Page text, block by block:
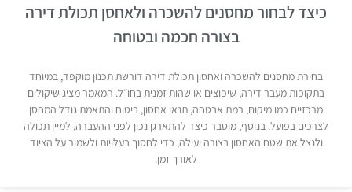
כיצד לבחור מחסנים להשכרה ולאחסן תכולת דירה
בצורה חכמה ובטוחה
בחירת מחסנים להשכרה ואחסון תכולת דירה דורשת תכנון מוקפד, במיוחד
בתקופות מעבר דירה, שיפוצים או שהות זמנית בחו״ל. המאמר מציג שיקולים
מרכזיים כמו מיקום, רמת אבטחה, תנאי אחסון, ביטוח והתאמת גודל המחסן
לצרכים בפועל. בנוסף, מוסבר כיצד להתארגן נכון לפני ההעברה, למיין תכולה
ולנצל את שטח האחסון בצורה יעילה, כדי לחסוך בעלויות ולשמור על הציוד
לאורך זמן.